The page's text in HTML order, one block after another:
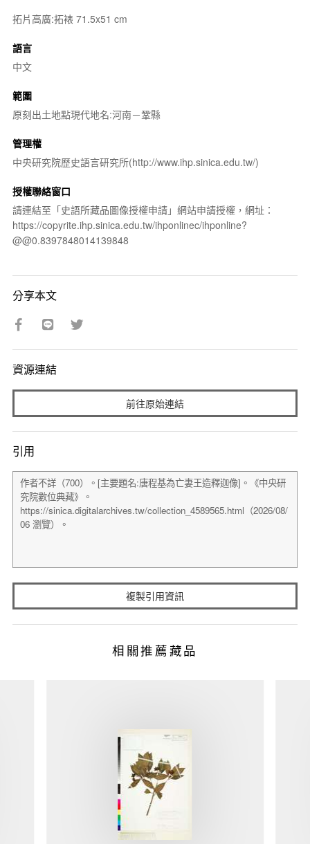
拓片高廣:拓裱 71.5x51 cm
語言
中文
範圍
原刻出土地點現代地名:河南－鞏縣
管理權
中央研究院歷史語言研究所(http://www.ihp.sinica.edu.tw/)
授權聯絡窗口
請連結至「史語所藏品圖像授權申請」網站申請授權，網址：
https://copyrite.ihp.sinica.edu.tw/ihponlinec/ihponline?
@@0.8397848014139848
分享本文
資源連結
前往原始連結
引用
複製引用資訊
相關推薦藏品